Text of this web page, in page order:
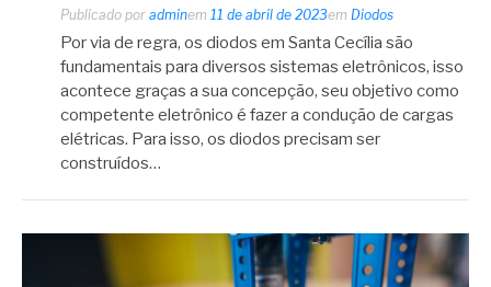
Publicado por adminem 11 de abril de 2023em Diodos
Por via de regra, os diodos em Santa Cecília são
fundamentais para diversos sistemas eletrônicos, isso
acontece graças a sua concepção, seu objetivo como
competente eletrônico é fazer a condução de cargas
elétricas. Para isso, os diodos precisam ser
construídos…